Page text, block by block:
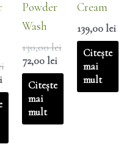
Powder
Wash
130,00lei
72,00lei
Citește
mai
mult
Cream
139,00lei
Citește
mai
mult